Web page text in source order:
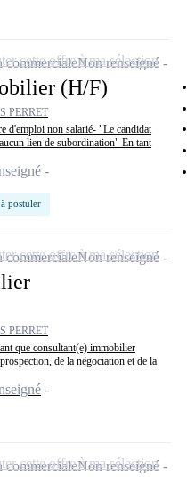
(H/F)
PERRET
d'emploi non salarié- "Le candidat
lien de subordination" En tant
postuler
commercialeNon renseigné
cette offre à ma sélection
PERRET
que consultant(e) immobilier
de la négociation et de la
commercialeNon renseigné
cette offre à ma sélection
commercialeNon renseigné
cette offre à ma sélection